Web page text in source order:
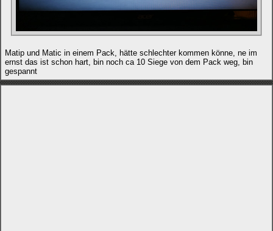
Matip und Matic in einem Pack, hätte schlechter kommen könne, ne im
ernst das ist schon hart, bin noch ca 10 Siege von dem Pack weg, bin
gespannt